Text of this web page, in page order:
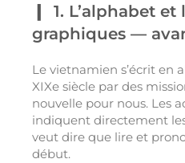
1. L’alphabet et
graphiques —
Le vietnamien s’écrit en
XIXe siècle par des
nouvelle pour nous. Les
indiquent directement
veut dire que lire et
début.